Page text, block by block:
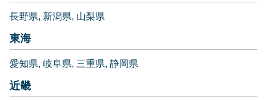
長野県 新潟県 山梨県
東海
愛知県 岐阜県 三重県 静岡県
近畿